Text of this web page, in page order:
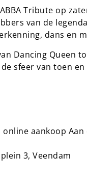
Tribute op
van de
dans en
Dancing Queen
sfeer van toen
aankoop Aan
3, Veendam